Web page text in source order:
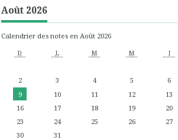
Août 2026
Calendrier des notes en Août 2026
D L M M J
2
3 4 5 6
9
10 11 12 13
16
17 18 19 20
23
24 25 26 27
30
31